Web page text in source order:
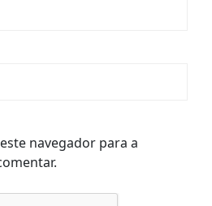
navegador para a